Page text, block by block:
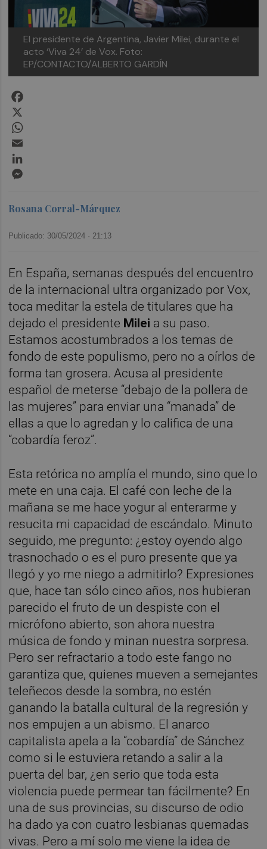
El presidente de Argentina, Javier Milei, durante el
acto ‘Viva 24’ de Vox. Foto:
EP/CONTACTO/ALBERTO GARDÍN
Rosana Corral-Márquez
Publicado: 30/05/2024 · 21:13
En España, semanas después del encuentro
de la internacional ultra organizado por Vox,
toca meditar la estela de titulares que ha
dejado el presidente Milei a su paso.
Estamos acostumbrados a los temas de
fondo de este populismo, pero no a oírlos de
forma tan grosera. Acusa al presidente
español de meterse “debajo de la pollera de
las mujeres” para enviar una “manada” de
ellas a que lo agredan y lo califica de una
“cobardía feroz”.
Esta retórica no amplía el mundo, sino que lo
mete en una caja. El café con leche de la
mañana se me hace yogur al enterarme y
resucita mi capacidad de escándalo. Minuto
seguido, me pregunto: ¿estoy oyendo algo
trasnochado o es el puro presente que ya
llegó y yo me niego a admitirlo? Expresiones
que, hace tan sólo cinco años, nos hubieran
parecido el fruto de un despiste con el
micrófono abierto, son ahora nuestra
música de fondo y minan nuestra sorpresa.
Pero ser refractario a todo este fango no
garantiza que, quienes mueven a semejantes
teleñecos desde la sombra, no estén
ganando la batalla cultural de la regresión y
nos empujen a un abismo. El anarco
capitalista apela a la “cobardía” de Sánchez
como si le estuviera retando a salir a la
puerta del bar, ¿en serio que toda esta
violencia puede permear tan fácilmente? En
una de sus provincias, su discurso de odio
ha dado ya con cuatro lesbianas quemadas
vivas. Pero a mí solo me viene la idea de